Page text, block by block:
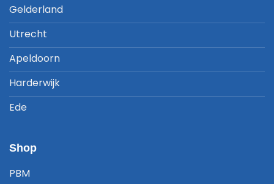
Gelderland
Utrecht
Apeldoorn
Harderwijk
Ede
Shop
PBM